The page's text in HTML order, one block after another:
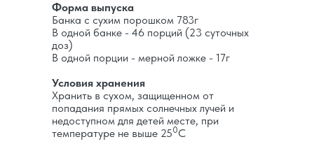
Форма выпуска
Банка с сухим порошком 783г
В одной банке - 46 порций (23 суточных
доз)
В одной порции - мерной ложке - 17г
Условия хранения
Хранить в сухом, защищенном от
попадания прямых солнечных лучей и
недоступном для детей месте, при
температуре не выше 250C